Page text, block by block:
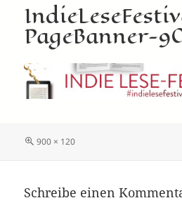
PageBanner-
Volle
900 × 120
Schreibe einen